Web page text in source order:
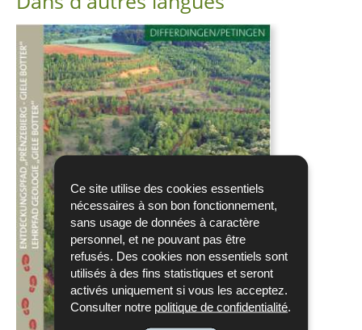
Ce site utilise des cookies essentiels
nécessaires à son bon fonctionnement,
sans usage de données à caractère
personnel, et ne pouvant pas être
refusés. Des cookies non essentiels sont
utilisés à des fins statistiques et seront
activés uniquement si vous les acceptez.
Consulter notre politique de confidentialité.